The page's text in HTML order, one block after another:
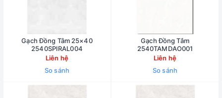
Gạch Đồng Tâm 25×40
2540SPIRAL004
Liên hệ
So sánh
Gạch Đồng Tâm
2540TAMDAO001
Liên hệ
So sánh